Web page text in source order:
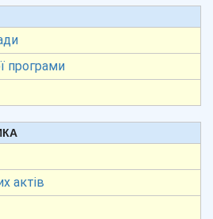
програми
актів